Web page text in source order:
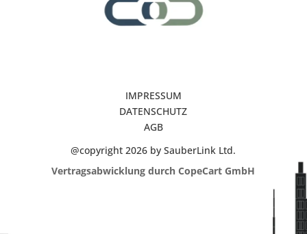
IMPRESSUM
DATENSCHUTZ
AGB
@copyright 2026 by SauberLink Ltd.
Vertragsabwicklung durch CopeCart GmbH